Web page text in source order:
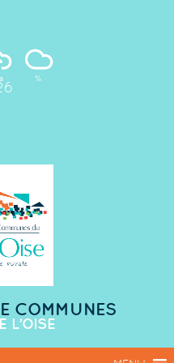
%
COMMUNES
L’OISE